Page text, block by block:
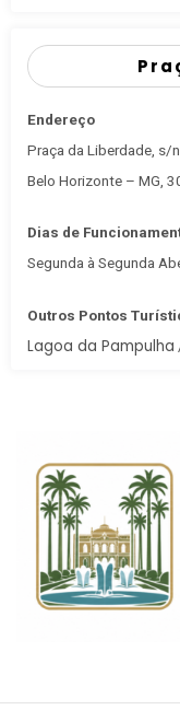
Endereço
Praça da Liberdade, s/
Belo Horizonte – MG,
Dias de
Segunda à Segunda
Outros Pontos
Lagoa da Pampulha